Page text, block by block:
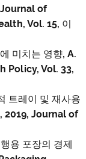
of
Vol. 15, 이
미치는 영향, A.
Policy, Vol. 33,
트레이 및 재사용
2019, Journal of
용 포장의 경제